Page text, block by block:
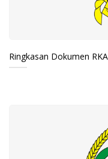
Ringkasan Dokumen